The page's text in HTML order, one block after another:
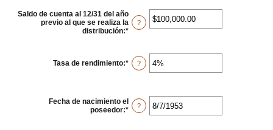
entre
2010
y
Saldo de cuenta al 12/31 del año
previo al que se realiza la
distribución:* Ingresa
entre
$0.00
?
Tasa de rendimiento:* Ingresa
un
0%
y
20%
?
Fecha de nacimiento el
poseedor:* Introduzca
?